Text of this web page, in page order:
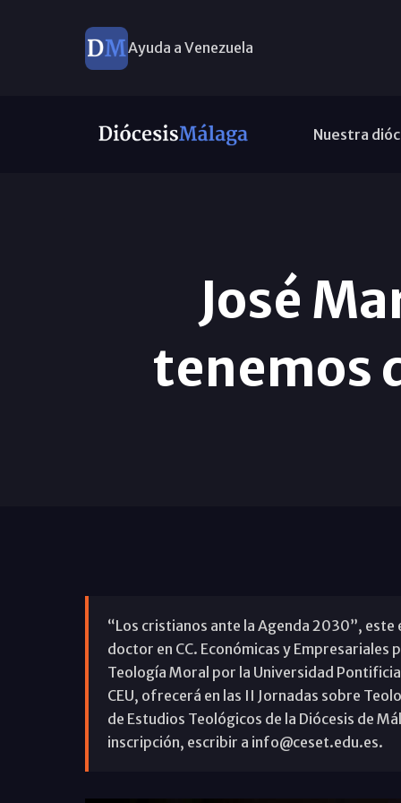
Ayuda a Venezuela
Nuestra
José
tenemos
“Los cristianos ante la Agenda 2030”, este
doctor en CC. Económicas y Empresariales
Teología Moral por la Universidad
CEU, ofrecerá en las II Jornadas sobre
de Estudios Teológicos de la Diócesis de
inscripción, escribir a info@ceset.edu.es.